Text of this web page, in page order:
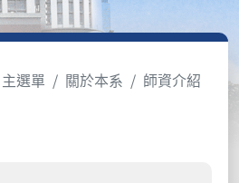
主選單 關於本系 師資介紹